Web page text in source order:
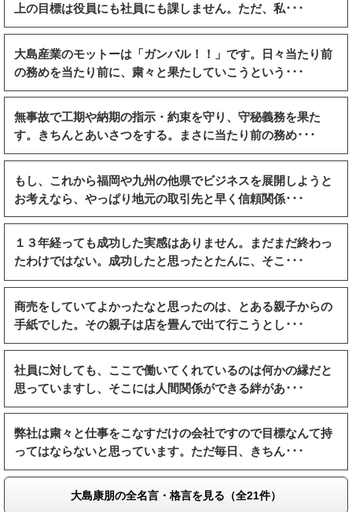
上の目標は役員にも社員にも課しません。ただ、私･･･
大島産業のモットーは「ガンバル！！」です。日々当たり前
の務めを当たり前に、粛々と果たしていこうという･･･
無事故で工期や納期の指示・約束を守り、守秘義務を果た
す。きちんとあいさつをする。まさに当たり前の務め･･･
もし、これから福岡や九州の他県でビジネスを展開しようと
お考えなら、やっぱり地元の取引先と早く信頼関係･･･
１３年経っても成功した実感はありません。まだまだ終わっ
たわけではない。成功したと思ったとたんに、そこ･･･
商売をしていてよかったなと思ったのは、とある親子からの
手紙でした。その親子は店を畳んで出て行こうとし･･･
社員に対しても、ここで働いてくれているのは何かの縁だと
思っていますし、そこには人間関係ができる絆があ･･･
弊社は粛々と仕事をこなすだけの会社ですので目標なんて持
ってはならないと思っています。ただ毎日、きちん･･･
大島康朋の全名言・格言を見る（全21件）